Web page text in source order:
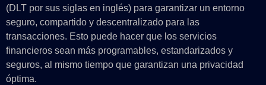
(DLT por sus siglas en inglés) para garantizar un entorno
seguro, compartido y descentralizado para las
transacciones. Esto puede hacer que los servicios
financieros sean más programables, estandarizados y
seguros, al mismo tiempo que garantizan una privacidad
óptima.